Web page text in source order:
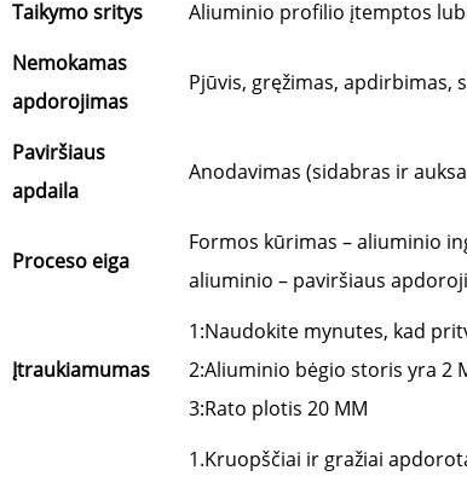
Taikymo sritys
Aliuminio profilio įtemptos
Nemokamas
apdorojimas
Pjūvis, gręžimas, apdirbimas,
Paviršiaus
apdaila
Anodavimas (sidabras ir
Proceso eiga
Formos kūrimas – aliuminio
aliuminio – paviršiaus
Įtraukiamumas
1:Naudokite mynutes, kad
2:Aliuminio bėgio storis yra 2
3:Rato plotis 20 MM
1.Kruopščiai ir gražiai